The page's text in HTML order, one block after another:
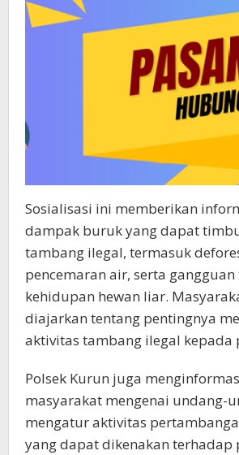
Sosialisasi ini memberikan
dampak buruk yang dapat
tambang ilegal, termasuk
pencemaran air, serta
kehidupan hewan liar.
diajarkan tentang pentingnya
aktivitas tambang ilegal kepada
Polsek Kurun juga
masyarakat mengenai undang-
mengatur aktivitas
yang dapat dikenakan terhadap